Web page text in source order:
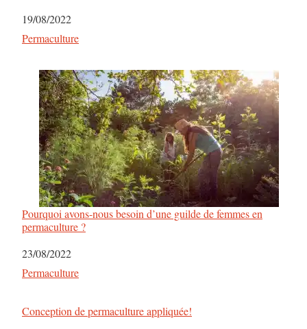
Date
19/08/2022
Par rapport à
Permaculture
Pourquoi avons-nous besoin d’une guilde de femmes en
permaculture ?
Date
23/08/2022
Par rapport à
Permaculture
Conception de permaculture appliquée!